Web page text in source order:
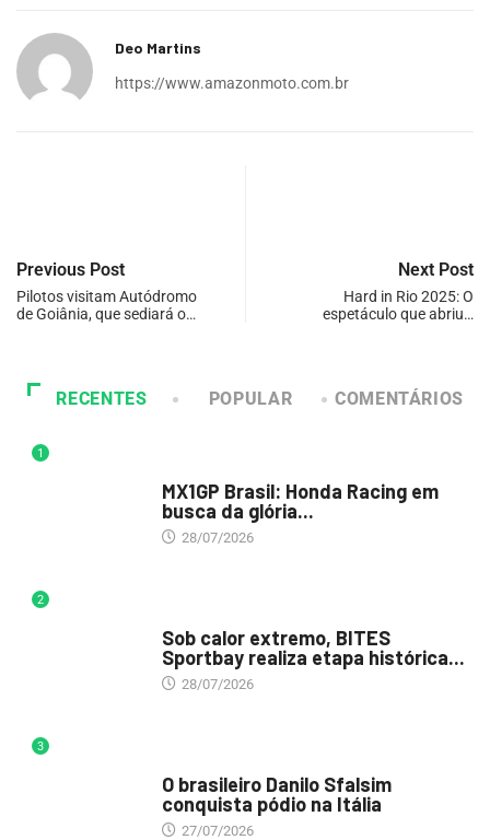
Deo Martins
https://www.amazonmoto.com.br
Previous Post
Pilotos visitam Autódromo
de Goiânia, que sediará o…
Next Post
Hard in Rio 2025: O
espetáculo que abriu…
RECENTES POPULAR COMENTÁRIOS
1
MX1GP Brasil: Honda Racing em
busca da glória...
28/07/2026
2
Sob calor extremo, BITES
Sportbay realiza etapa histórica...
28/07/2026
3
O brasileiro Danilo Sfalsim
conquista pódio na Itália
27/07/2026